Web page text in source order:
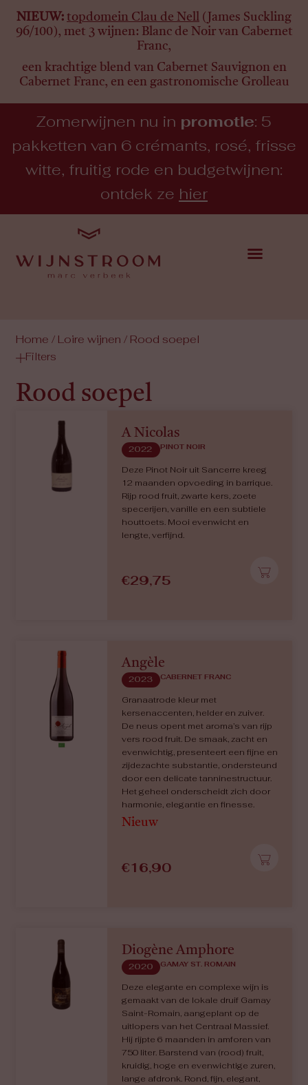
NIEUW: topdomein Clau de Nell (James Suckling
96/100), met 3 wijnen: Blanc de Noir van Cabernet
Franc,
een krachtige blend van Cabernet Sauvignon en
Cabernet Franc, en een gastronomische Grolleau
Zomerwijnen nu in promotie: 5
pakketten van 6 crémants, rosé, frisse
witte, fruitig rode en budgetwijnen:
ontdek ze hier
Home / Loire wijnen / Rood soepel
Filters
Rood soepel
A Nicolas
2022 PINOT NOIR
Deze Pinot Noir uit Sancerre kreeg
12 maanden opvoeding in barrique.
Rijp rood fruit, zwarte kers, zoete
specerijen, vanille en een subtiele
houttoets. Mooi evenwicht en
lengte, verfijnd.
€29,75
Angèle
2023 CABERNET FRANC
Granaatrode kleur met
kersenaccenten, helder en zuiver.
De neus opent met aroma’s van rijp
vers rood fruit. De smaak, zacht en
evenwichtig, presenteert een fijne en
zijdezachte substantie, ondersteund
door een delicate tanninestructuur.
Het geheel onderscheidt zich door
harmonie, elegantie en finesse.
Nieuw
€16,90
Diogène Amphore
2020 GAMAY ST. ROMAIN
Deze elegante en complexe wijn is
gemaakt van de lokale druif Gamay
Saint-Romain, aangeplant op de
uitlopers van het Centraal Massief.
Hij rijpte 6 maanden in amforen van
750 liter. Barstend van (rood) fruit,
kruidig, hoge en evenwichtige zuren,
lange afdronk. Rond, fijn, elegant,